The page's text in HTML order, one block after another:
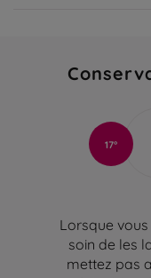
17°
Lorsque
soin de les
mettez pas